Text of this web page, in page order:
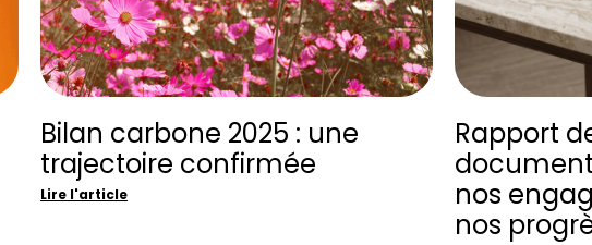
Bilan carbone 2025 : une
trajectoire confirmée
Lire l'article
Rapport
nos
nos